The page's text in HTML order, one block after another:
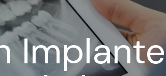
Implante